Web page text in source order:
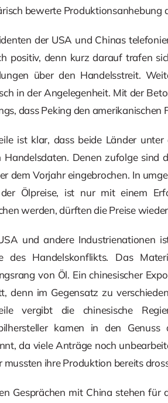
bewerte Produktionsanhebung
der USA und Chinas
positiv, denn kurz darauf trafen
über den Handelsstreit.
in der Angelegenheit. Mit der
dass Peking den
ist klar, dass beide Länder
Handelsdaten. Denen zufolge sind
dem Vorjahr eingebrochen. In
Ölpreise, ist nur mit einem
werden, dürften die Preise
und andere Industrienationen
des Handelskonflikts. Das
von Öl. Ein chinesischer
denn im Gegensatz zu
vergibt die chinesische
kamen in den
da viele Anträge noch
mussten ihre Produktion bereits
Gesprächen mit China stehen